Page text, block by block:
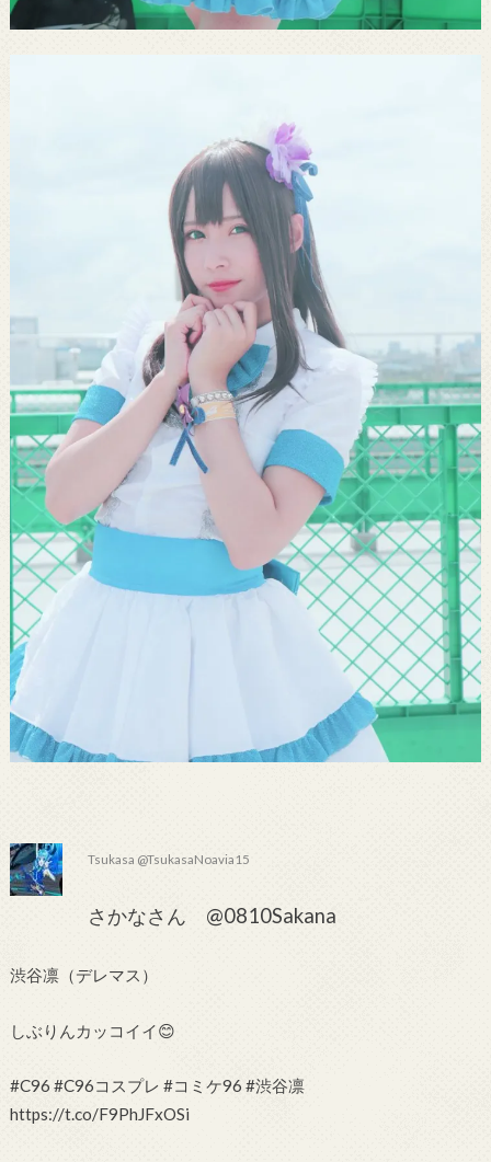
Tsukasa @TsukasaNoavia15
さかなさん @0810Sakana
渋谷凛（デレマス）
しぶりんカッコイイ😊
#C96 #C96コスプレ #コミケ96 #渋谷凛
https://t.co/F9PhJFxOSi